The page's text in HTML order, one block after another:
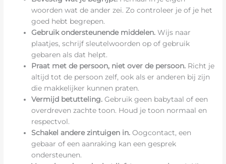
woorden wat de ander zei. Zo controleer je of je het
goed hebt begrepen.
Gebruik ondersteunende middelen. Wijs naar
plaatjes, schrijf sleutelwoorden op of gebruik
gebaren als dat helpt.
Praat met de persoon, niet over de persoon. Richt je
altijd tot de persoon zelf, ook als er anderen bij zijn
die makkelijker kunnen praten.
Vermijd betutteling. Gebruik geen babytaal of een
overdreven zachte toon. Houd je toon normaal en
respectvol.
Schakel andere zintuigen in. Oogcontact, een
gebaar of een aanraking kan een gesprek
ondersteunen.